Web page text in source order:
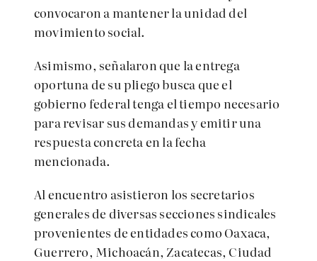
convocaron a mantener la unidad del
movimiento social.
Asimismo, señalaron que la entrega
oportuna de su pliego busca que el
gobierno federal tenga el tiempo necesario
para revisar sus demandas y emitir una
respuesta concreta en la fecha
mencionada.
Al encuentro asistieron los secretarios
generales de diversas secciones sindicales
provenientes de entidades como Oaxaca,
Guerrero, Michoacán, Zacatecas, Ciudad